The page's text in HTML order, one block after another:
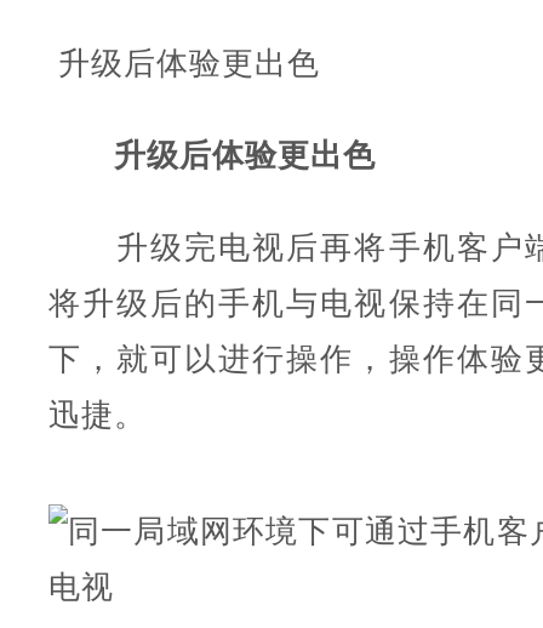
升级后体验更出色
升级后体验更出色
升级完电视后再将手机客户
将升级后的手机与电视保持在同
下，就可以进行操作，操作体验
迅捷。